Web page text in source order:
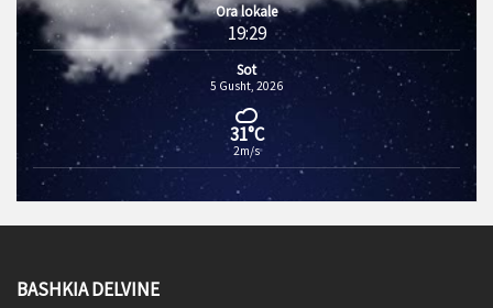
Ora lokale
19:29
Sot
5 Gusht, 2026
31°C
2m/s
BASHKIA DELVINE